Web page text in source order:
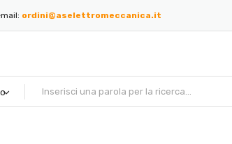
ordini@aselettromeccanica.it